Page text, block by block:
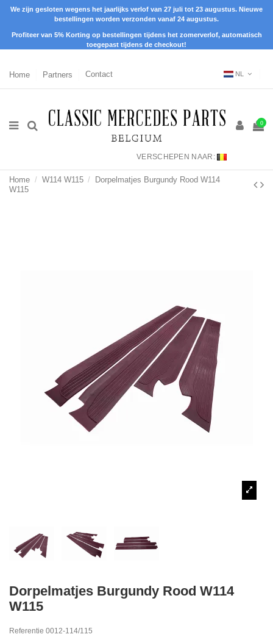
We zijn gesloten wegens het jaarlijks verlof van 27 juli tot 23 augustus. Nieuwe
bestellingen worden verzonden vanaf 24 augustus.
Profiteer van 5% Korting op bestellingen tijdens het zomerverlof, automatisch
toegepast tijdens de checkout!
Home Partners Contact NL
0
VERSCHEPEN NAAR:
Home W114 W115
Dorpelmatjes Burgundy Rood W114
W115
Dorpelmatjes Burgundy Rood W114
W115
Referentie 0012-114/115